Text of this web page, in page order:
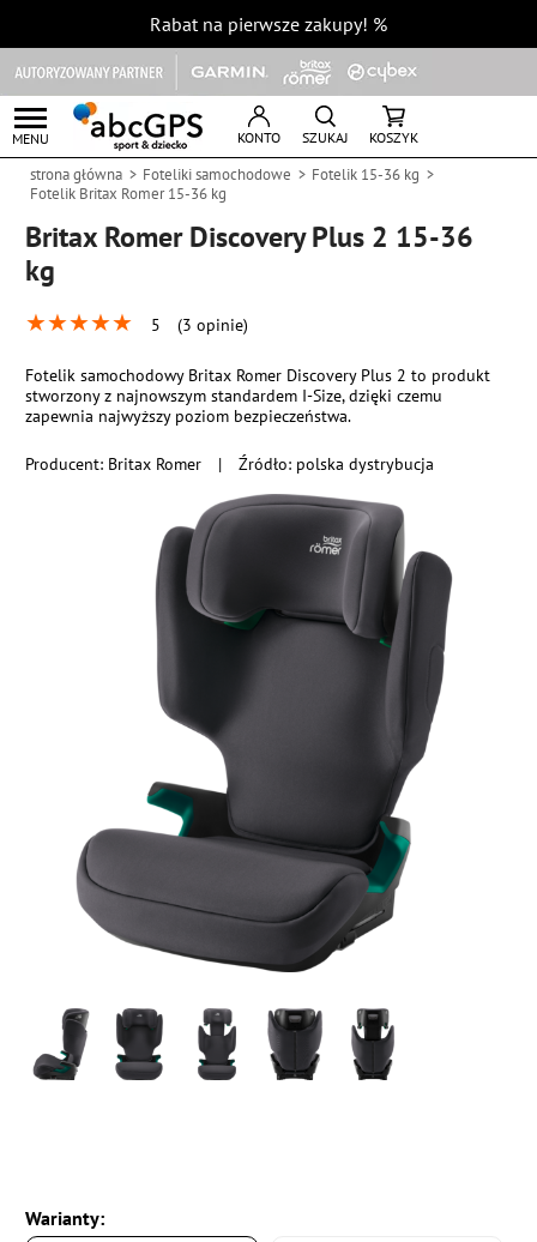
Rabat na pierwsze zakupy! %
MENU KONTO SZUKAJ KOSZYK
strona główna Foteliki samochodowe
Fotelik 15-36 kg
Fotelik Britax Romer 15-36 kg
Britax Romer Discovery Plus 2 15-36
kg
★★★★★ 5 (3 opinie)
Producent: Britax Romer | Źródło: polska dystrybucja
Fotelik samochodowy Britax Romer Discovery Plus 2 to produkt
stworzony z najnowszym standardem I-Size, dzięki czemu
zapewnia najwyższy poziom bezpieczeństwa.
Warianty: